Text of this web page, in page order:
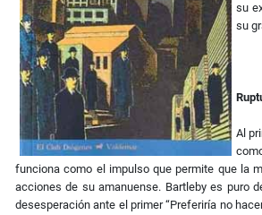
su
su
Al
funciona como el impulso que permite que la
acciones de su amanuense. Bartleby es puro
desesperación ante el primer “Preferiría no